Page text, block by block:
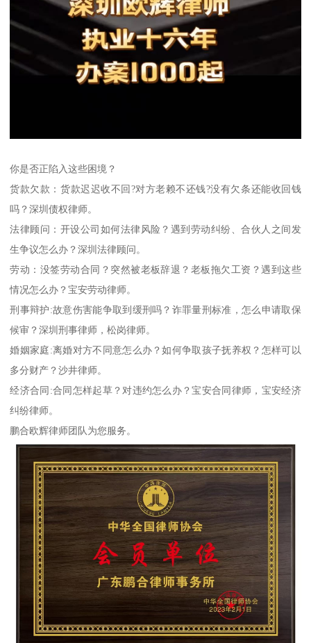
你是否正陷入这些困境？
货款欠款：货款迟迟收不回?对方老赖不还钱?没有欠条还能收回钱
吗？深圳债权律师。
法律顾问：开设公司如何法律风险？遇到劳动纠纷、合伙人之间发
生争议怎么办？深圳法律顾问。
劳动：没签劳动合同？突然被老板辞退？老板拖欠工资？遇到这些
情况怎么办？宝安劳动律师。
刑事辩护:故意伤害能争取到缓刑吗？诈罪量刑标准，怎么申请取保
候审？深圳刑事律师，松岗律师。
婚姻家庭:离婚对方不同意怎么办？如何争取孩子抚养权？怎样可以
多分财产？沙井律师。
经济合同:合同怎样起草？对违约怎么办？宝安合同律师，宝安经济
纠纷律师。
鹏合欧辉律师团队为您服务。